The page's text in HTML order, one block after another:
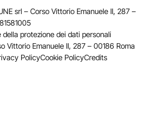
srl – Corso Vittorio Emanuele II, 287 –
della protezione dei dati personali
Vittorio Emanuele II, 287 – 00186 Roma
PolicyCookie PolicyCredits